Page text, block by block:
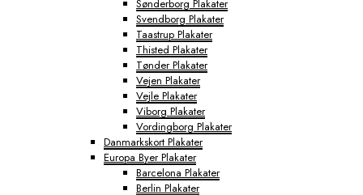
Sønderborg Plakater
Svendborg Plakater
Taastrup Plakater
Thisted Plakater
Tønder Plakater
Vejen Plakater
Vejle Plakater
Viborg Plakater
Vordingborg Plakater
Danmarkskort Plakater
Europa Byer Plakater
Barcelona Plakater
Berlin Plakater